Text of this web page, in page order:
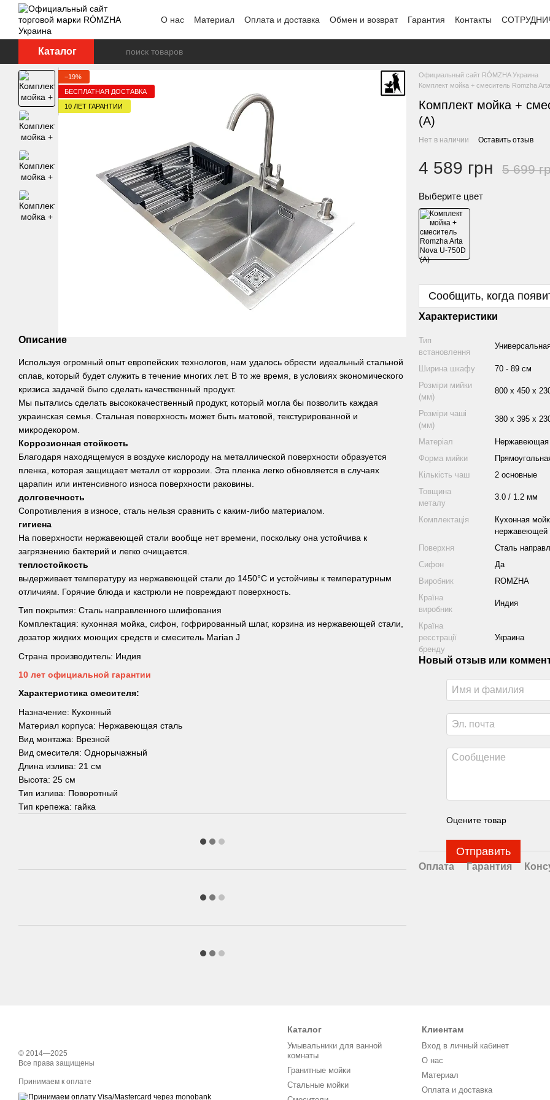
Перейти к основному контенту
О нас
Материал Оплата и доставка Обмен и возврат Гарантия Контакты
Каталог
−19%
БЕСПЛАТНАЯ ДОСТАВКА
10 ЛЕТ ГАРАНТИИ
Описание
Используя огромный опыт европейских технологов, нам удалось обрести идеальный стальной
сплав, который будет служить в течение многих лет. В то же время, в условиях экономического
кризиса задачей было сделать качественный продукт.
Мы пытались сделать высококачественный продукт, который могла бы позволить каждая
украинская семья. Стальная поверхность может быть матовой, текстурированной и
микродекором.
Коррозионная стойкость
Благодаря находящемуся в воздухе кислороду на металлической поверхности образуется
пленка, которая защищает металл от коррозии. Эта пленка легко обновляется в случаях
царапин или интенсивного износа поверхности раковины.
долговечность
Сопротивления в износе, сталь нельзя сравнить с каким-либо материалом.
гигиена
На поверхности нержавеющей стали вообще нет времени, поскольку она устойчива к
загрязнению бактерий и легко очищается.
теплостойкость
выдерживает температуру из нержавеющей стали до 1450°С и устойчивы к температурным
отличиям. Горячие блюда и кастрюли не повреждают поверхность.
Тип покрытия: Сталь направленного шлифования
Комплектация: кухонная мойка, сифон, гофрированный шлаг, корзина из нержавеющей стали,
дозатор жидких моющих средств и смеситель Marian J
Страна производитель: Индия
10 лет официальной гарантии
Характеристика смесителя:
Назначение: Кухонный
Материал корпуса: Нержавеющая сталь
Вид монтажа: Врезной
Вид смесителя: Однорычажный
Длина излива: 21 см
Высота: 25 см
Тип излива: Поворотный
Тип крепежа: гайка
Официальный сайт RÓMZHA Украина
Комплект мойка + смеситель Romzha
Комплект мойка +
(A)
Нет в наличии Оставить отзыв
4 589 грн 5 699
Выберите цвет
Сообщить, когда
Характеристики
Тип
встановлення
Ширина шкафу
70 - 89 см
Розміри мийки
(мм)
800 х 450 х
Розміри чаші
(мм)
380 x 395 x
Матеріал
Нержавеющая
Форма мийки
Кількість чаш
2 основные
Товщина
металу
3.0 / 1.2 мм
Комплектація
Кухонная
нержавеющей
Поверхня
Сталь
Сифон
Да
Виробник
ROMZHA
Країна
виробник
Индия
Країна
реєстрації
бренду
Украина
Новый отзыв или
Оцените товар
Отправить
Оплата Гарантия
© 2014—2025
Все права защищены
Принимаем к оплате
Каталог
Умывальники для ванной
комнаты
Гранитные мойки
Стальные мойки
Клиентам
Вход в личный кабинет
О нас
Материал
Оплата и доставка